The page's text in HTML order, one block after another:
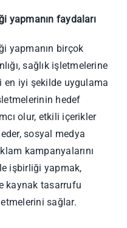
yapmanın faydaları
yapmanın birçok
sağlık işletmelerine
iyi şekilde uygulama
hedef
olur, etkili içerikler
sosyal medya
kampanyalarını
işbirliği yapmak,
kaynak tasarrufu
sağlar.